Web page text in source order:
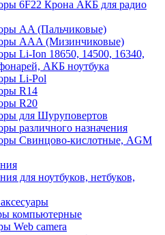
6F22 Крона АКБ для радио
AA (Пальчиковые)
AAA (Мизинчиковые)
Li-Ion 18650, 14500, 16340,
АКБ ноутбука
Li-Pol
R14
R20
для Шуруповертов
различного назначения
Свинцово-кислотные, AGM
для ноутбуков, нетбуков,
компьютерные
Web camera